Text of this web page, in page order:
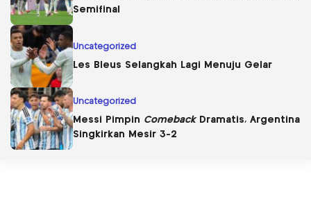
Semifinal
Uncategorized
Les Bleus Selangkah Lagi Menuju Gelar
Uncategorized
Messi Pimpin ComebackDramatis, Argentina
Singkirkan Mesir 3-2